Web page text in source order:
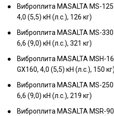
Виброплита MASALTA MS-
4,0 (5,5) кН (л.с.), 126 кг)
Виброплита MASALTA MS-
6,6 (9,0) кН (л.с.), 321 кг)
Виброплита MASALTA MSH-
GX160, 4,0 (5,5) кН (л.с.), 150 кг)
Виброплита MASALTA MS-
6,6 (9,0) кН (л.с.), 219 кг)
Виброплита MASALTA MSR-